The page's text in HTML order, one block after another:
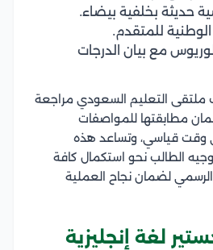
للمتقدم.
مع بيان الدرجات
ملتقى التعليم السعودي مراجعة
مطابقتها للمواصفات
وقت قياسي، وتساعد هذه
الطالب نحو استكمال كافة
لضمان نجاح العملية
لغة إنجليزية